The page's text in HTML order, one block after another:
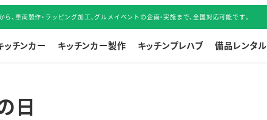
車両製作・ラッピング加工、グルメイベントの企画・実施まで、全国対応可能です。
ッチンカー キッチンカー製作 キッチンプレハブ 備品レンタル
日